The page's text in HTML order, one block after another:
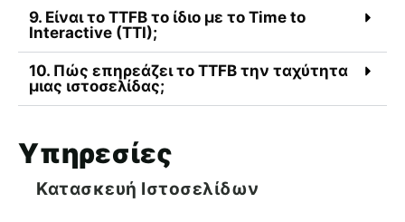
9. Είναι το TTFB το ίδιο με το Time to
Interactive (TTI);
10. Πώς επηρεάζει το TTFB την ταχύτητα
μιας ιστοσελίδας;
Υπηρεσίες
Κατασκευή Ιστοσελίδων